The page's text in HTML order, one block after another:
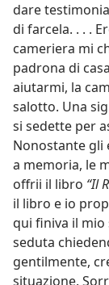
dare
di farcela. . . .
cameriera mi
padrona di
aiutarmi, la
salotto. Una
si sedette per
Nonostante
a memoria, le
offrii il libro “Il
il libro e io
qui finiva il mio
seduta
gentilmente,
situazione.